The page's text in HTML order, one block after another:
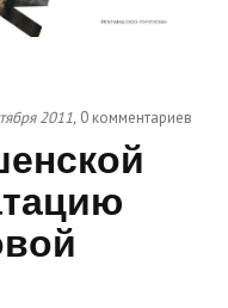
2011, 0 комментариев